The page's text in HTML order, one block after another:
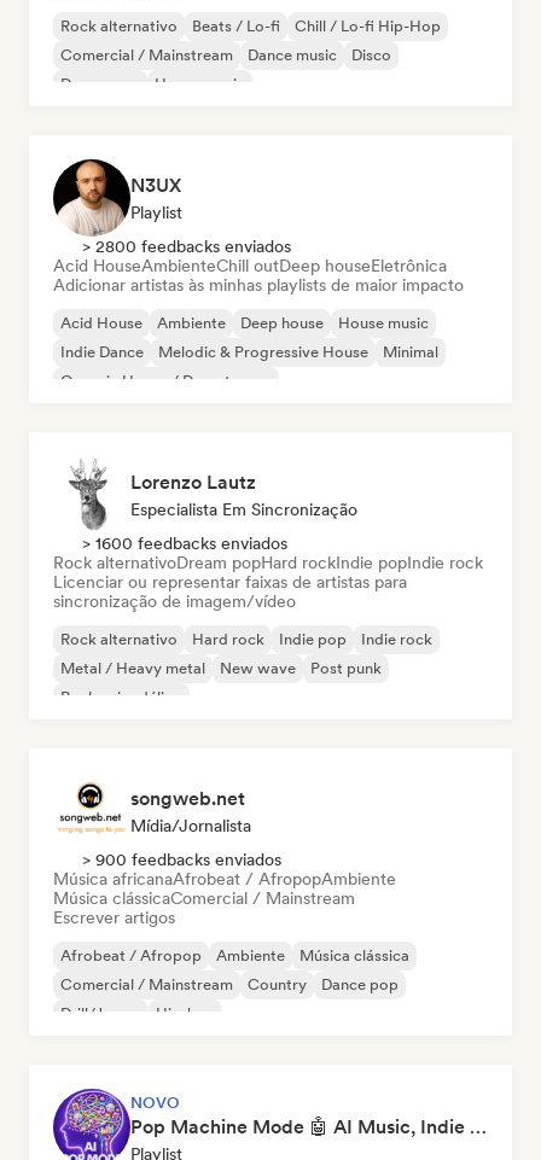
Rock alternativo Beats / Lo-fi
Chill / Lo-fi Hip-Hop
Comercial / Mainstream
Dance music
Disco
Dream pop
House music
N3UX
Playlist
> 2800 feedbacks enviados
Acid HouseAmbienteChill outDeep houseEletrônica
Adicionar artistas às minhas playlists de maior impacto
Acid House Ambiente Deep house
House music
Indie Dance
Melodic & Progressive House
Minimal
Organic House / Downtempo
Lorenzo Lautz
Especialista Em Sincronização
> 1600 feedbacks enviados
Rock alternativoDream popHard rockIndie popIndie rock
Licenciar ou representar faixas de artistas para
sincronização de imagem/vídeo
Rock alternativo Hard rock Indie pop
Indie rock
Metal / Heavy metal
New wave
Post punk
Rock psicodélico
songweb.net
Mídia/Jornalista
> 900 feedbacks enviados
Música africanaAfrobeat / AfropopAmbiente
Música clássicaComercial / Mainstream
Escrever artigos
Afrobeat / Afropop Ambiente
Música clássica
Comercial / Mainstream
Country
Dance pop
Drill/Jersey
Hip-hop
NOVO
Pop Machine Mode 🤖 AI Music, Indie Pop & Dream Pop
Playlist